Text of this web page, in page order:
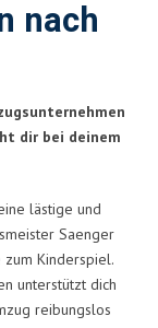
nach
dir bei deinem
lästige und
Saenger
Kinderspiel.
unterstützt dich
reibungslos